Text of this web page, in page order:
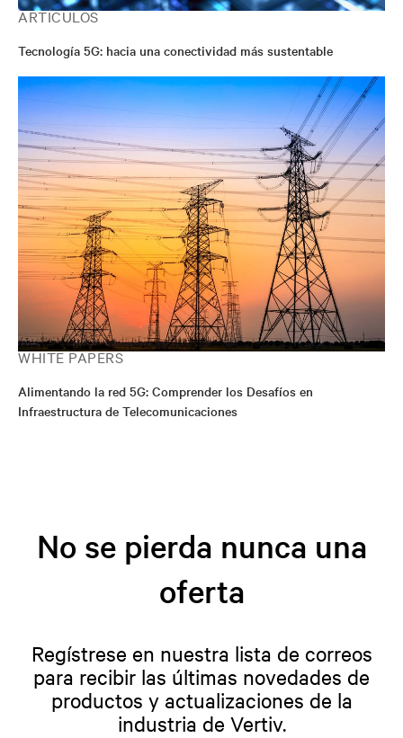
ARTÍCULOS
Tecnología 5G: hacia una conectividad más sustentable
WHITE PAPERS
Alimentando la red 5G: Comprender los Desafíos en
Infraestructura de Telecomunicaciones
No se pierda nunca una
oferta
Regístrese en nuestra lista de correos
para recibir las últimas novedades de
productos y actualizaciones de la
industria de Vertiv.